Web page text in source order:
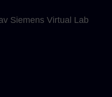
Siemens Virtual Lab